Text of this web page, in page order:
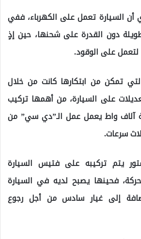
أن السيارة تعمل على الكهرباء، ففي
دون القدرة على شحنها، حين إذٍ
على الوقود.
تمكن من ابتكارها كانت من خلال
على السيارة، من أهمها تركيب
آلاف واط يعمل عمل الـ”دي سي” من
سرعات.
يتم تركيبه على فتيس السيارة
فحينها يصبح لديه في السيارة
إلى غيار سادس من أجل رجوع